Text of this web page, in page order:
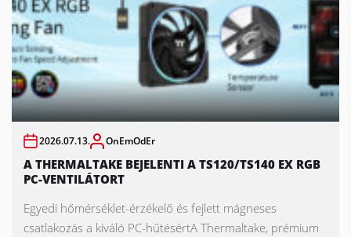
2026.07.13. OnEmOdEr
A THERMALTAKE BEJELENTI A TS120/TS140 EX RGB
PC-VENTILÁTORT
Egyedi hőmérséklet-érzékelő és fejlett mágneses
csatlakozás a kiváló PC-hűtésértA Thermaltake, prémium